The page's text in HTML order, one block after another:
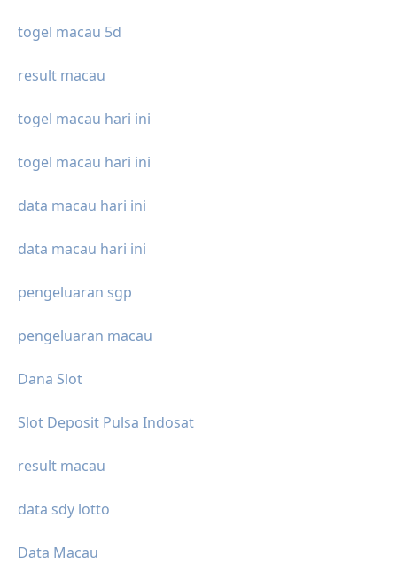
togel macau 5d
result macau
togel macau hari ini
togel macau hari ini
data macau hari ini
data macau hari ini
pengeluaran sgp
pengeluaran macau
Dana Slot
Slot Deposit Pulsa Indosat
result macau
data sdy lotto
Data Macau